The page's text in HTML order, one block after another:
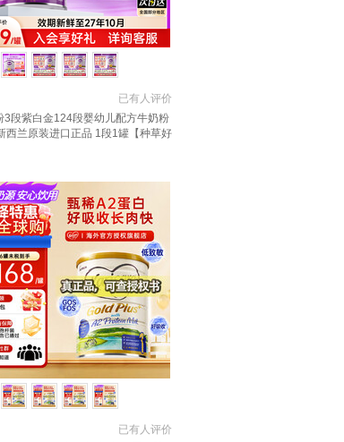
已有人评价
3段紫白金124段婴幼儿配方牛奶粉
西兰原装进口正品 1段1罐【种草好
已有人评价